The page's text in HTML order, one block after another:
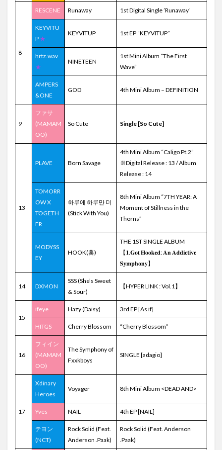
8
RESCENE Runaway 1st Digital Single ’Runaway‘
KEYVITU
P ★
KEYVITUP 1st EP “KEYVITUP”
hrtz.wav
★
NINETEEN
1st Mini Album “The First
Wave”
AMPERS
&ONE
GOD 4th Mini Album – DEFINITION
9
ファサ
(MAMAM
OO)
So Cute Single [So Cute]
13
PLAVE Born Savage
4th Mini Album “Caligo Pt.2”
※Digital Release : 13 / Album
Release : 14
TOMORR
OW X
TOGETH
ER
하루에 하루만 더
(Stick With You)
8th Mini Album “7TH YEAR: A
Moment of Stillness in the
Thorns”
MODYSS
EY
HOOK(훜)
THE 1ST SINGLE ALBUM
【𝟏.𝐆𝐨𝐭 𝐇𝐨𝐨𝐤𝐞𝐝: 𝐀𝐧 𝐀𝐝𝐝𝐢𝐜𝐭𝐢𝐯𝐞
𝐒𝐲𝐦𝐩𝐡𝐨𝐧𝐲】
14 DXMON
SSS (She’s Sweet
& Sour)
【HYPER LINK : Vol.1】
15
ifeye Hazy (Daisy) 3rd EP [As if]
HITGS Cherry Blossom “Cherry Blossom”
16
フィイン
(MAMAM
OO)
The Symphony of
Fxxkboys
SINGLE [adagio]
17
Xdinary
Heroes
Voyager 8th Mini Album <DEAD AND>
Yves NAIL 4th EP [NAIL]
テヨン
(NCT)
Rock Solid (Feat.
Anderson .Paak)
Rock Solid (Feat. Anderson
.Paak)